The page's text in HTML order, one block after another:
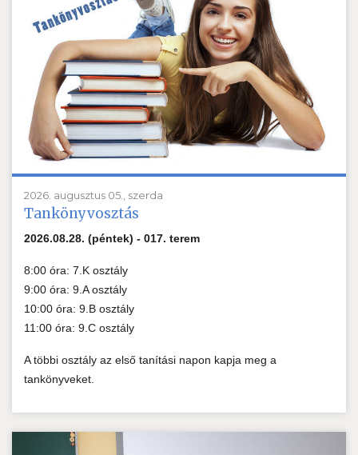
2026. augusztus 05., szerda
Tankönyvosztás
2026.08.28. (péntek) - 017. terem
8:00 óra: 7.K osztály
9:00 óra: 9.A osztály
10:00 óra: 9.B osztály
11:00 óra: 9.C osztály
A többi osztály az első tanítási napon kapja meg a
tankönyveket.